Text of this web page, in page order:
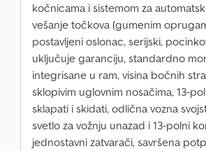
kočnicama i sistemom za
vešanje točkova (gumenim
postavljeni oslonac, serijski,
uključuje garanciju, standardno
integrisane u ram, visina bočnih
sklopivim uglovnim nosačima, 13-
sklapati i skidati, odlična vozna
svetlo za vožnju unazad i 13-polni
jednostavni zatvarači, savršena